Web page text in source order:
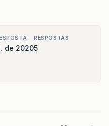
de 2020
RESPOSTAS
5